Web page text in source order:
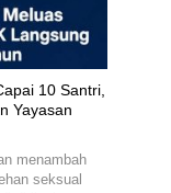
10 Santri,
Yayasan
menambah
seksual